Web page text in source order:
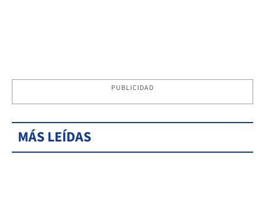
PUBLICIDAD
MÁS LEÍDAS